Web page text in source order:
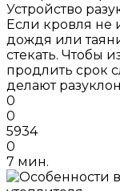
Устройство
Если кровля не
дождя или
стекать. Чтобы
продлить срок
делают
0
0
5934
0
7 мин.